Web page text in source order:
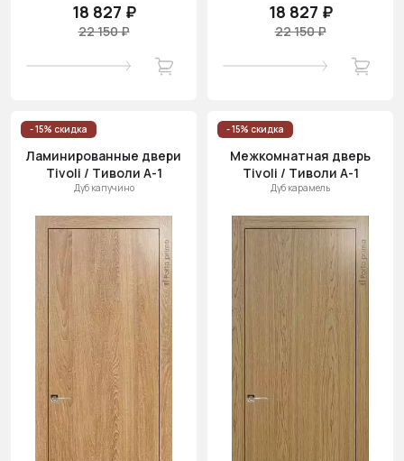
18 827 ₽
22 150 ₽
18 827 ₽
22 150 ₽
- 15% скидка
Ламинированные двери
Tivoli / Тиволи А-1
Дуб капучино
- 15% скидка
Межкомнатная дверь
Tivoli / Тиволи А-1
Дуб карамель